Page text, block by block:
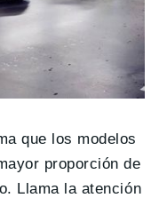
que los modelos
proporción de
Llama la atención